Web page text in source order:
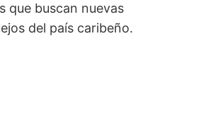
que buscan nuevas
del país caribeño.